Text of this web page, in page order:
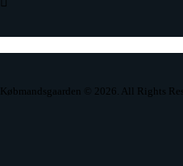
Købmandsgaarden © 2026. All Rights